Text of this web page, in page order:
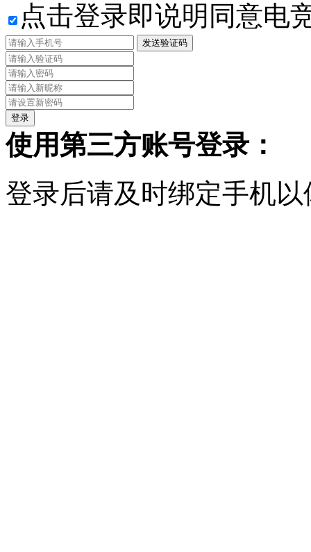
点击登录即说明同意电
发送验证码
使用第三方账号登录：
登录后请及时绑定手机